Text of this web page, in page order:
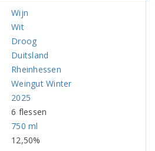
Wijn
Wit
Droog
Duitsland
Rheinhessen
Weingut Winter
2025
6 flessen
750 ml
12,50%